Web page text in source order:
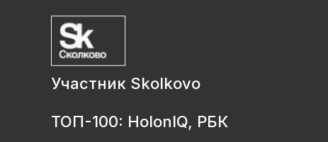
Участник Skolkovo
ТОП-100: HolonIQ, РБК